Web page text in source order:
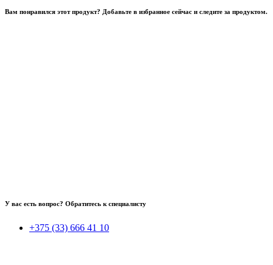
Вам понравился этот продукт? Добавьте в избранное сейчас и следите за продуктом.
У вас есть вопрос? Обратитесь к специалисту
+375 (33) 666 41 10